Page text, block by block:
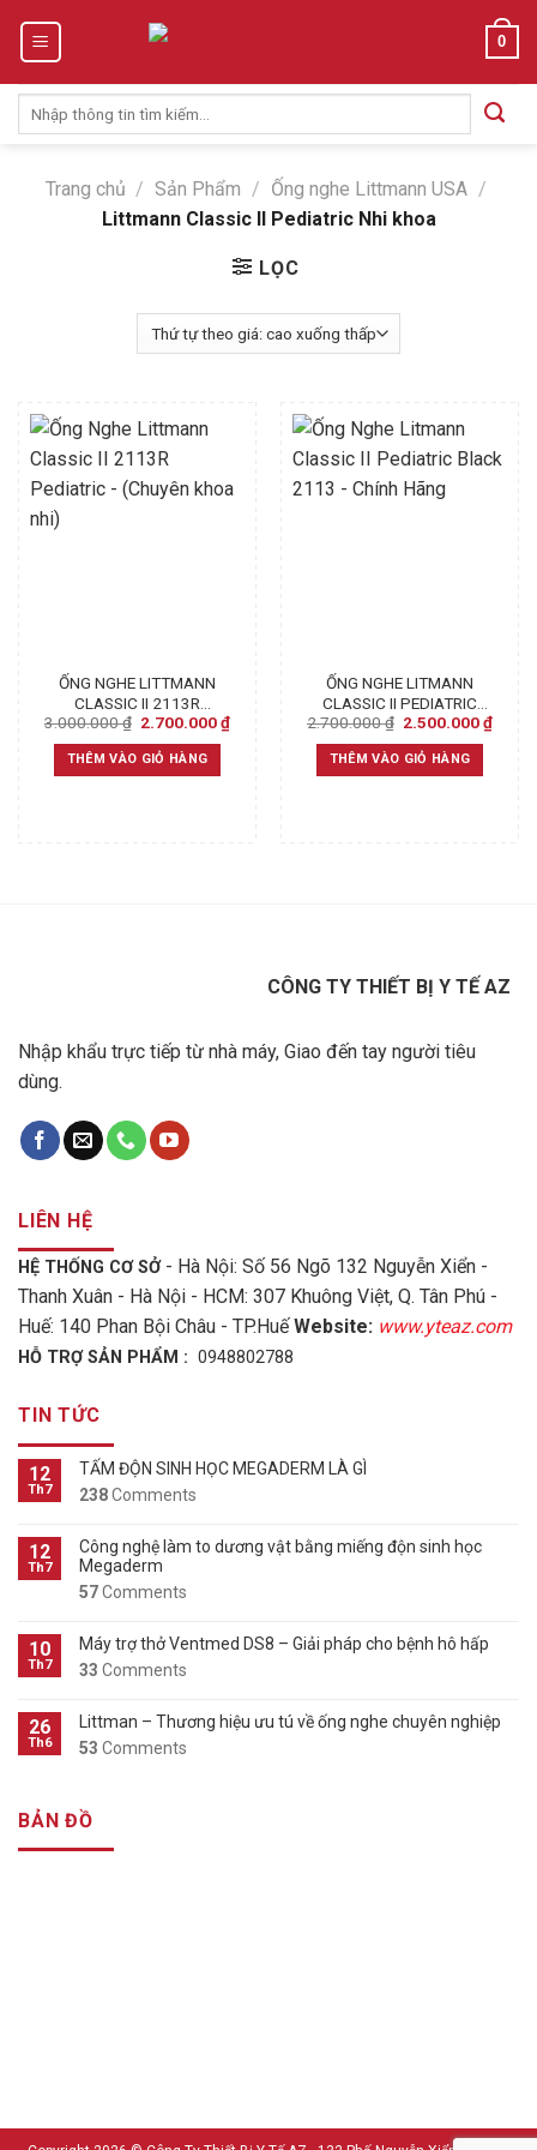
0
kiếm:
Trang chủ / Sản Phẩm / Ống nghe Littmann USA /
Littmann Classic II Pediatric Nhi khoa
LỌC
ỐNG NGHE LITTMANN
CLASSIC II 2113R
PEDIATRIC – (CHUYÊN
KHOA NHI)
3.000.000₫ Original
was:
3.000.000 ₫.
2.700.000₫Current
THÊM VÀO GIỎ HÀNG
ỐNG NGHE LITMANN
CLASSIC II PEDIATRIC
BLACK 2113 – CHÍNH
HÃNG
2.700.000₫ Original
was:
2.700.000 ₫.
2.500.000₫
THÊM VÀO GIỎ HÀNG
CÔNG TY THIẾT BỊ Y TẾ AZ
Nhập khẩu trực tiếp từ nhà máy, Giao đến tay người tiêu
dùng.
LIÊN HỆ
HỆ THỐNG CƠ SỞ - Hà Nội: Số 56 Ngõ 132 Nguyễn Xiển -
Thanh Xuân - Hà Nội - HCM: 307 Khuông Việt, Q. Tân Phú -
Huế: 140 Phan Bội Châu - TP.HuếWebsite: www.yteaz.com
HỖ TRỢ SẢN PHẨM : 0948802788
TIN TỨC
12
Th7
TẤM ĐỘN SINH HỌC MEGADERM LÀ GÌ
238Comments
12
Th7
Công nghệ làm to dương vật bằng miếng độn sinh học
Megaderm
57Comments
10
Th7
Máy trợ thở Ventmed DS8 – Giải pháp cho bệnh hô hấp
33 Comments
26
Th6
Littman – Thương hiệu ưu tú về ống nghe chuyên nghiệp
53 Comments
BẢN ĐỒ